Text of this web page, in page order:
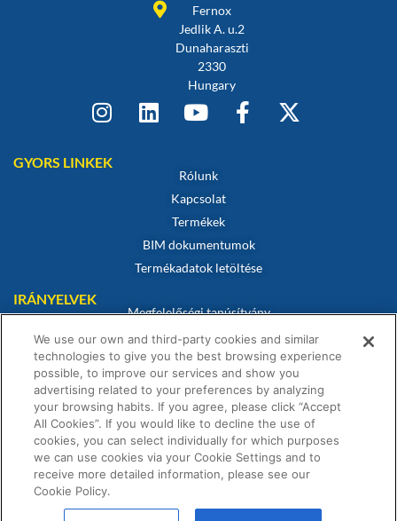
Fernox
Jedlik A. u.2
Dunaharaszti
2330
Hungary
GYORS LINKEK
Rólunk
Kapcsolat
Termékek
BIM dokumentumok
Termékadatok letöltése
IRÁNYELVEK
Megfelelőségi tanúsítvány
Sütikre vonatkozó szabályzat
Jogi nyilatkozat
Adatvédelmi irányelvek
Értékesítési feltételek
Garanciális nyilatkozat
We use our own and third-party cookies and similar
technologies to give you the best browsing experience
possible, to improve our services and show you
advertising related to your preferences by analyzing
your browsing habits. If you agree, please click “Accept
All Cookies”. If you would like to decline the use of
cookies, you can select individually for which purposes
we can use cookies via your Cookie Settings and to
receive more detailed information, please see our
Cookie Policy.